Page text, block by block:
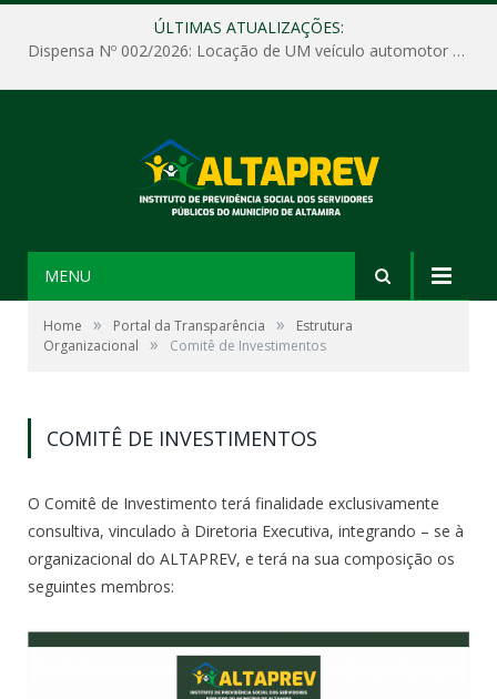
ÚLTIMAS ATUALIZAÇÕES:
Dispensa Nº 002/2026: Locação de UM veículo automotor sem motorista, tipo passeio, com seguro total e quilometragem livre, para atender as demandas operacionais e administrativas do Instituto de Previdência Social dos Servidores Públicos do Município de Altamira – PA – ALTAPREV.
MENU
Home » Portal da Transparência »
Estrutura
Organizacional
» Comitê de Investimentos
COMITÊ DE INVESTIMENTOS
O Comitê de Investimento terá finalidade exclusivamente
consultiva, vinculado à Diretoria Executiva, integrando – se à
organizacional do ALTAPREV, e terá na sua composição os
seguintes membros: